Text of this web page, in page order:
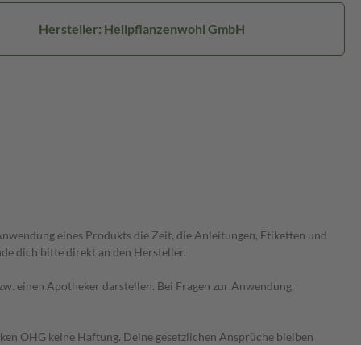
Hersteller: Heilpflanzenwohl GmbH
eines Produkts die Zeit, die Anleitungen, Etiketten und
dich bitte direkt an den Hersteller.
einen Apotheker darstellen. Bei Fragen zur Anwendung,
OHG keine Haftung. Deine gesetzlichen Ansprüche bleiben